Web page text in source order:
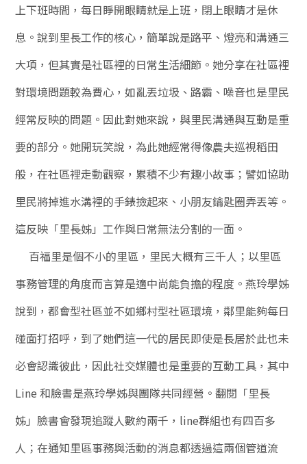
上下班時間，每日睜開眼睛就是上班，閉上眼睛才是休
息。說到里長工作的核心，簡單說是路平、燈亮和溝通三
大項，但其實是社區裡的日常生活細節。她分享在社區裡
對環境問題較為費心，如亂丟垃圾、路霸、噪音也是里民
經常反映的問題。因此對她來說，與里民溝通與互動是重
要的部分。她開玩笑說，為此她經常得像農夫巡視稻田
般，在社區裡走動觀察，累積不少有趣小故事；譬如協助
里民將掉進水溝裡的手錶撿起來、小朋友鑰匙圈弄丟等。
這反映「里長姊」工作與日常無法分割的一面。
百福里是個不小的里區，里民大概有三千人；以里區
事務管理的角度而言算是適中尚能負擔的程度。燕玲學姊
說到，都會型社區並不如鄉村型社區環境，鄰里能夠每日
碰面打招呼，到了她們這一代的居民即使是長居於此也未
必會認識彼此，因此社交媒體也是重要的互動工具，其中
Line 和臉書是燕玲學姊與團隊共同經營。翻閱「里長
姊」臉書會發現追蹤人數約兩千，line群組也有四百多
人；在通知里區事務與活動的消息都透過這兩個管道流